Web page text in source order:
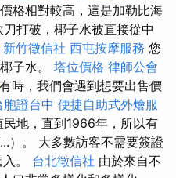
格相對較高，這是加勒比海
打破，椰子水被直接從中
新竹徵信社 西屯按摩服務 您
子水。 塔位價格 律師公會
有時，我們會遇到想要出售價
胞證台中 便捷自助式外燴服
地，直到1966年，所以有
）。 大多數訪客不需要簽證
。 台北徵信社 由於來自不